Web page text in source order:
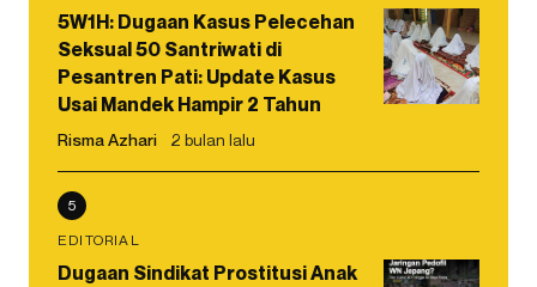
5W1H: Dugaan Kasus Pelecehan
Seksual 50 Santriwati di
Pesantren Pati: Update Kasus
Usai Mandek Hampir 2 Tahun
Risma Azhari 2 bulan lalu
5
EDITORIAL
Dugaan Sindikat Prostitusi Anak